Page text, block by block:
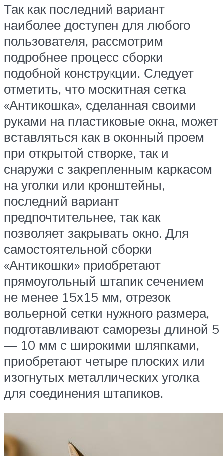
Так как последний вариант
наиболее доступен для любого
пользователя, рассмотрим
подробнее процесс сборки
подобной конструкции. Следует
отметить, что москитная сетка
«Антикошка», сделанная своими
руками на пластиковые окна, может
вставляться как в оконный проем
при открытой створке, так и
снаружи с закрепленным каркасом
на уголки или кронштейны,
последний вариант
предпочтительнее, так как
позволяет закрывать окно. Для
самостоятельной сборки
«Антикошки» приобретают
прямоугольный штапик сечением
не менее 15х15 мм, отрезок
вольерной сетки нужного размера,
подготавливают саморезы длиной 5
— 10 мм с широкими шляпками,
приобретают четыре плоских или
изогнутых металлических уголка
для соединения штапиков.